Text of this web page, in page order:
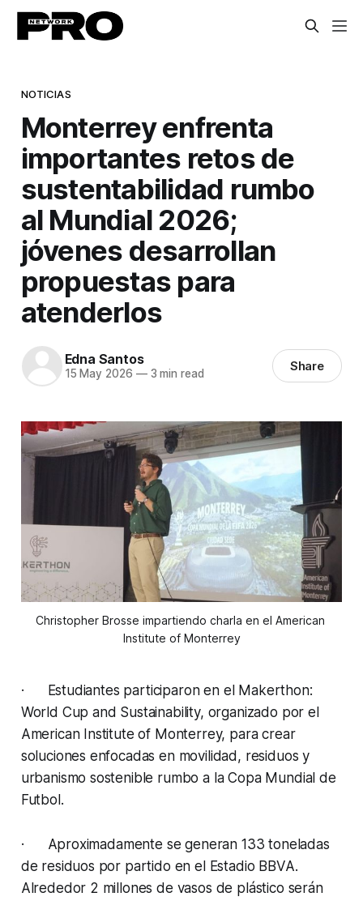
NOTICIAS
Monterrey enfrenta
importantes retos de
sustentabilidad rumbo
al Mundial 2026;
jóvenes desarrollan
propuestas para
atenderlos
Edna Santos
15 May 2026 —3 min read Share
Christopher Brosse impartiendo charla en el American
Institute of Monterrey
· Estudiantes participaron en el Makerthon:
World Cup and Sustainability, organizado por el
American Institute of Monterrey, para crear
soluciones enfocadas en movilidad, residuos y
urbanismo sostenible rumbo a la Copa Mundial de
Futbol.
· Aproximadamente se generan 133 toneladas
de residuos por partido en el Estadio BBVA.
Alrededor 2 millones de vasos de plástico serán